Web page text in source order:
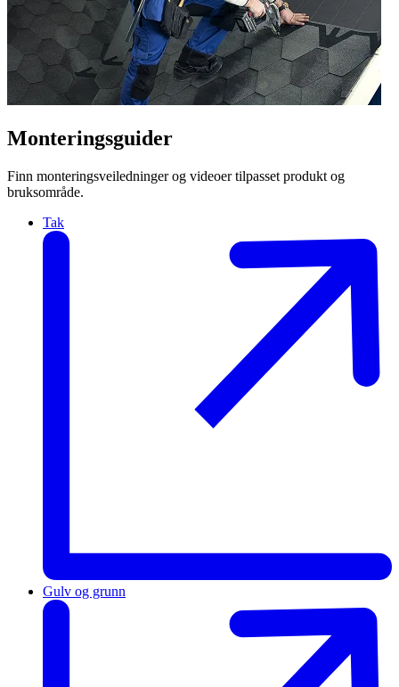
Monteringsguider
Finn monteringsveiledninger og videoer tilpasset produkt og
bruksområde.
Tak
Gulv og grunn